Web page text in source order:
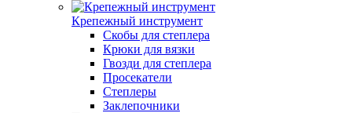
Крепежный инструмент
Скобы для степлера
Крюки для вязки
Гвозди для степлера
Просекатели
Степлеры
Заклепочники